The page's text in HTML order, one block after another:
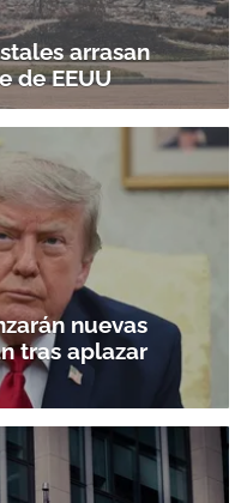
arrasan
de EEUU
nuevas
tras aplazar